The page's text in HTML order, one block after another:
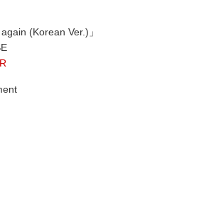
(Korean Ver.)」